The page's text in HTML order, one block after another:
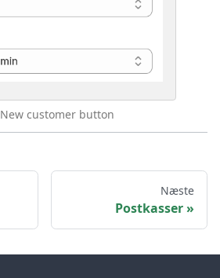
New customer button
Næste
Postkasser